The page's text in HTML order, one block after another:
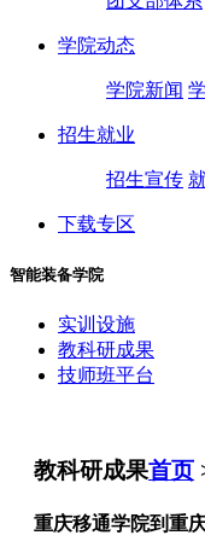
学院动态
学院新闻
招生就业
招生宣传
下载专区
智能装备学院
实训设施
教科研成果
技师班平台
教科研成果首页
重庆移通学院到重